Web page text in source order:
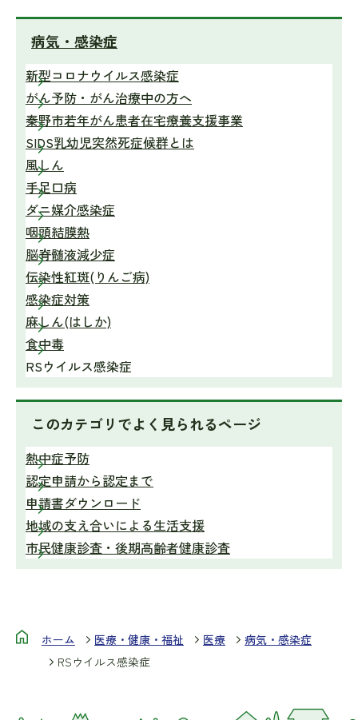
病気・感染症
新型コロナウイルス感染症
がん予防・がん治療中の方へ
秦野市若年がん患者在宅療養支援事業
SIDS乳幼児突然死症候群とは
風しん
手足口病
ダニ媒介感染症
咽頭結膜熱
脳脊髄液減少症
伝染性紅斑(りんご病)
感染症対策
麻しん(はしか)
食中毒
RSウイルス感染症
このカテゴリでよく見られるページ
熱中症予防
認定申請から認定まで
申請書ダウンロード
地域の支え合いによる生活支援
市民健康診査・後期高齢者健康診査
ホーム 医療・健康・福祉 医療
病気・感染症
RSウイルス感染症